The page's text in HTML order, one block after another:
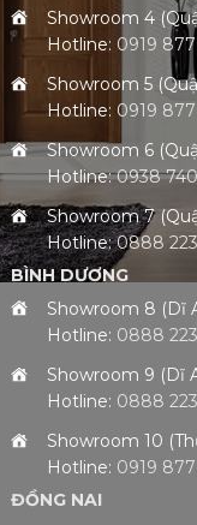
Showroom 4
Hotline: 0919
Showroom 5
Hotline: 0919
Showroom 6
Hotline:0938
Showroom 7
Hotline:0888
BÌNH DƯƠNG
Showroom 8 (Dĩ
Hotline: 0888
Showroom 9 (Dĩ
Hotline: 0888
Showroom 10
Hotline: 0919
ĐỒNG NAI